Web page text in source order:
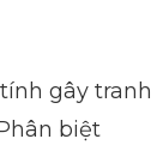
gây tranh
biệt